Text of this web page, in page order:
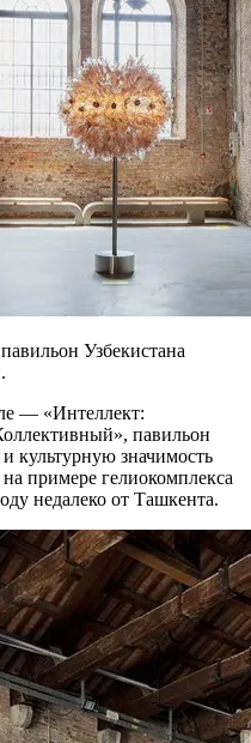
Узбекистана
— «Интеллект:
павильон
культурную значимость
примере гелиокомплекса
недалеко от Ташкента.